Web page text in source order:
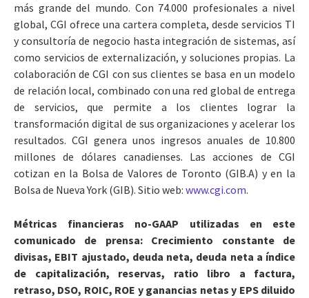
más grande del mundo. Con 74.000 profesionales a nivel
global, CGI ofrece una cartera completa, desde servicios TI
y consultoría de negocio hasta integración de sistemas, así
como servicios de externalización, y soluciones propias. La
colaboración de CGI con sus clientes se basa en un modelo
de relación local, combinado con una red global de entrega
de servicios, que permite a los clientes lograr la
transformación digital de sus organizaciones y acelerar los
resultados. CGI genera unos ingresos anuales de 10.800
millones de dólares canadienses. Las acciones de CGI
cotizan en la Bolsa de Valores de Toronto (GIB.A) y en la
Bolsa de Nueva York (GIB). Sitio web: www.cgi.com.
Métricas financieras no-GAAP utilizadas en este
comunicado de prensa: Crecimiento constante de
divisas, EBIT ajustado, deuda neta, deuda neta a índice
de capitalización, reservas, ratio libro a factura,
retraso, DSO, ROIC, ROE y ganancias netas y EPS diluido